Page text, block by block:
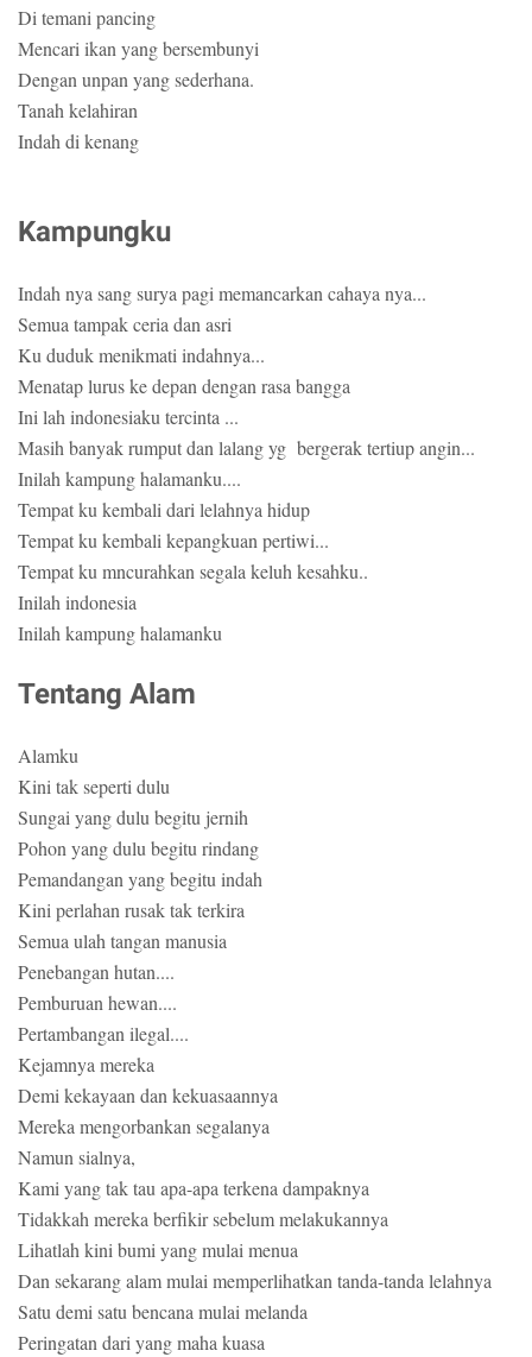
Di temani pancing
Mencari ikan yang bersembunyi
Dengan unpan yang sederhana.
Tanah kelahiran
Indah di kenang
Kampungku
Indah nya sang surya pagi memancarkan cahaya nya...
Semua tampak ceria dan asri
Ku duduk menikmati indahnya...
Menatap lurus ke depan dengan rasa bangga
Ini lah indonesiaku tercinta ...
Masih banyak rumput dan lalang yg bergerak tertiup angin...
Inilah kampung halamanku....
Tempat ku kembali dari lelahnya hidup
Tempat ku kembali kepangkuan pertiwi...
Tempat ku mncurahkan segala keluh kesahku..
Inilah indonesia
Inilah kampung halamanku
Tentang Alam
Alamku
Kini tak seperti dulu
Sungai yang dulu begitu jernih
Pohon yang dulu begitu rindang
Pemandangan yang begitu indah
Kini perlahan rusak tak terkira
Semua ulah tangan manusia
Penebangan hutan....
Pemburuan hewan....
Pertambangan ilegal....
Kejamnya mereka
Demi kekayaan dan kekuasaannya
Mereka mengorbankan segalanya
Namun sialnya,
Kami yang tak tau apa-apa terkena dampaknya
Tidakkah mereka berfikir sebelum melakukannya
Lihatlah kini bumi yang mulai menua
Dan sekarang alam mulai memperlihatkan tanda-tanda lelahnya
Satu demi satu bencana mulai melanda
Peringatan dari yang maha kuasa